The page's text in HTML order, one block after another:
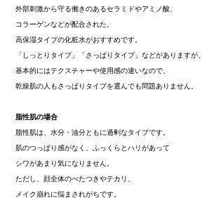
外部刺激から守る働きのあるセラミドやアミノ酸、
コラーゲンなどが配合された、
高保湿タイプの化粧水がおすすめです。
「しっとりタイプ」「さっぱりタイプ」などがありますが、
基本的にはテクスチャーや使用感の違いなので、
乾燥肌の人もさっぱりタイプを選んでも問題ありません。
脂性肌の場合
脂性肌は、水分・油分ともに過剰なタイプです。
肌のつっぱり感がなく、ふっくらとハリがあって
シワがあまり気になりません。
ただし、顔全体のべたつきやテカリ、
メイク崩れに悩まされがちです。